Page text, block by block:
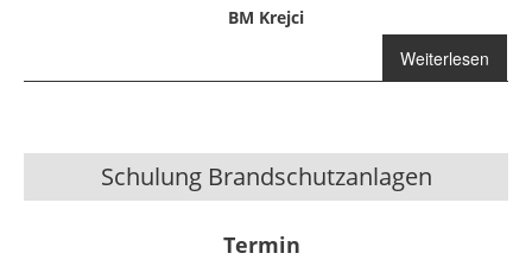
BM Krejci
Weiterlesen
über
Wissenstest
Schulung Brandschutzanlagen
Termin